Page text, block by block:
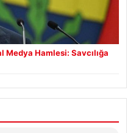
Medya Hamlesi: Savcılığa